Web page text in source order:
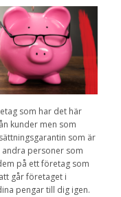
som har det här
kunder men som
som är
personer som
på ett företag som
går företaget i
pengar till dig igen.